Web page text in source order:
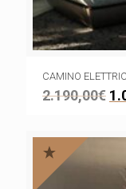
CAMINO
2.190,00€